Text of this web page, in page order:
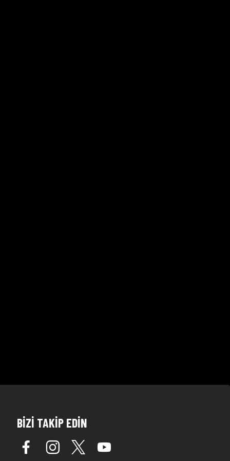
BİZİ TAKİP EDİN